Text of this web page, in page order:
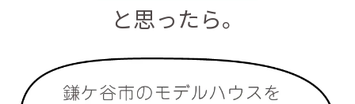
と思ったら。